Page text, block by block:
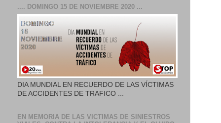
.... DOMINGO 15 DE NOVIEMBRE 2020 ...
DIA MUNDIAL EN RECUERDO DE LAS VÍCTIMAS
DE ACCIDENTES DE TRAFICO ...
EN MEMORIA DE LAS VICTIMAS DE SINIESTROS